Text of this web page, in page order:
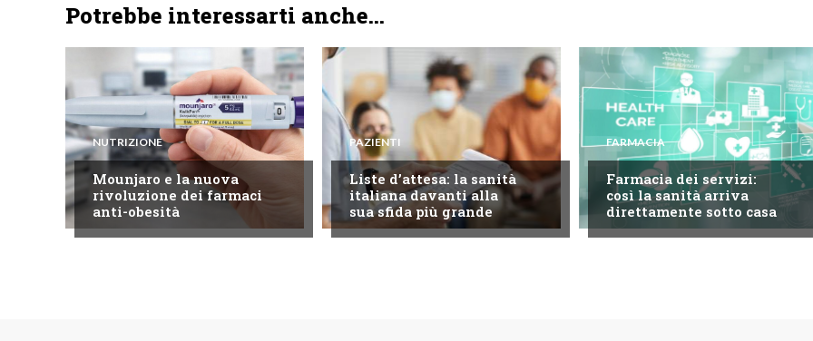
Potrebbe interessarti anche...
NUTRIZIONE
Mounjaro e la nuova
rivoluzione dei farmaci
anti-obesità
PAZIENTI
Liste d’attesa: la sanità
italiana davanti alla
sua sfida più grande
FARMACIA
Farmacia dei servizi:
così la sanità arriva
direttamente sotto casa